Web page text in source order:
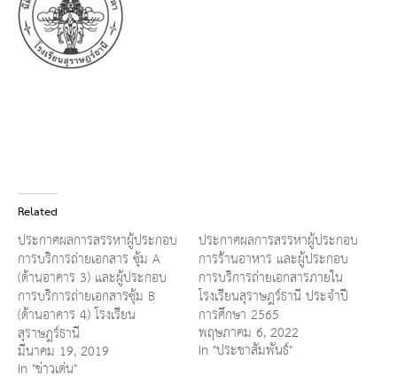
Related
ประกาศผลการสรรหาผู้ประกอบ
การบริการถ่ายเอกสาร ซุ้ม A
(ด้านอาคาร 3) และผู้ประกอบ
การบริการถ่ายเอกสารซุ้ม B
(ด้านอาคาร 4) โรงเรียน
สุราษฎร์ธานี
มีนาคม 19, 2019
In "ข่าวเด่น"
ประกาศผลการสรรหาผู้ประกอบ
การร้านอาหาร และผู้ประกอบ
การบริการถ่ายเอกสารภายใน
โรงเรียนสุราษฎร์ธานี ประจำปี
การศึกษา 2565
พฤษภาคม 6, 2022
In "ประชาสัมพันธ์"